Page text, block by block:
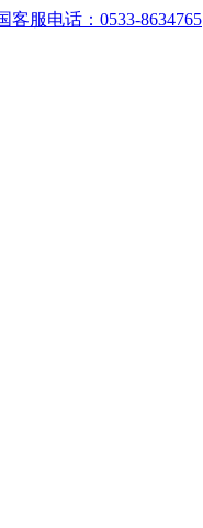
客服电话：0533-8634765